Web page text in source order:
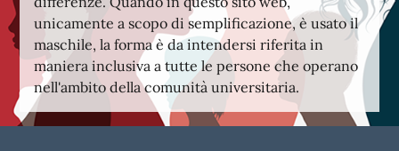
unicamente a scopo di semplificazione, è usato il
maschile, la forma è da intendersi riferita in
maniera inclusiva a tutte le persone che operano
nell'ambito della comunità universitaria.